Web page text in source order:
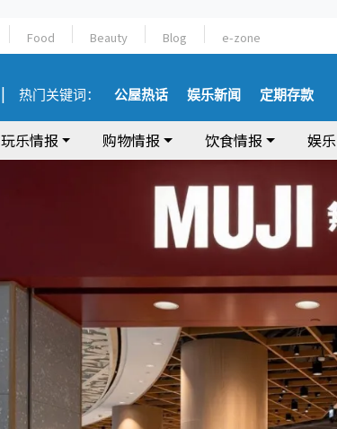
Food Beauty Blog e-zone
热门关键词： 公屋热话 娱乐新闻 定期存款
玩乐情报 购物情报 饮食情报 娱乐